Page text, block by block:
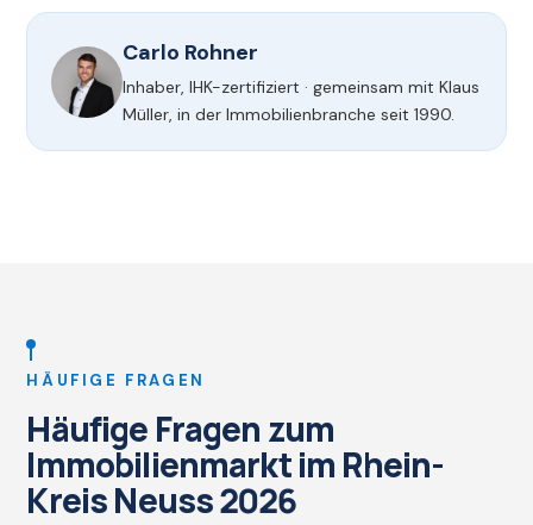
Carlo Rohner
Inhaber, IHK-zertifiziert · gemeinsam mit Klaus
Müller, in der Immobilienbranche seit 1990.
HÄUFIGE FRAGEN
Häufige Fragen zum
Immobilienmarkt im Rhein-
Kreis Neuss 2026